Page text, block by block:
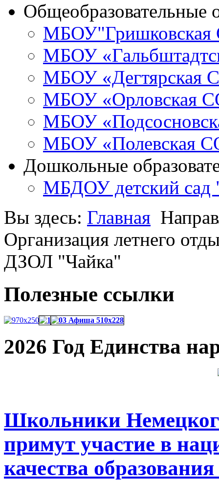
Общеобразовательные
МБОУ
МБОУ «Дегтярская
МБОУ «Орловская
МБОУ
МБОУ «Полевская
Дошкольные
МБДОУ детский сад
Вы здесь: Главная
Организация летнего
ДЗОЛ "Чайка"
Полезные ссылки
2026 Год Единства
Школьники
примут участие в
качества